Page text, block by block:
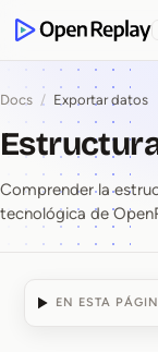
OpenReplay
Docs / Exportar datos
Comprender la
tecnológica de
EN ESTA